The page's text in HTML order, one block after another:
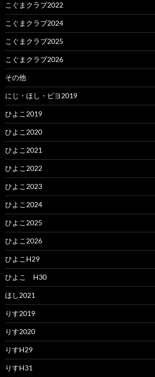
こぐまクラブ2022
こぐまクラブ2024
こぐまクラブ2025
こぐまクラブ2026
その他
にじ・ほし・ピヨ2019
ひよこ2019
ひよこ2020
ひよこ2021
ひよこ2022
ひよこ2023
ひよこ2024
ひよこ2025
ひよこ2026
ひよこH29
ひよこ H30
ほし2021
りす2019
りす2020
りすH29
りすH31